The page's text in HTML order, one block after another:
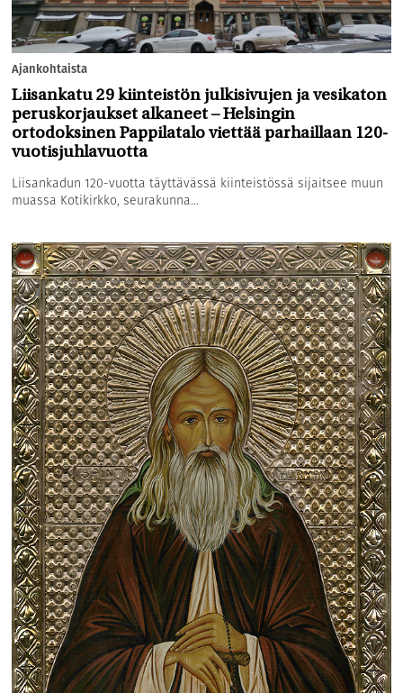
Ajankohtaista
Liisankatu 29 kiinteistön julkisivujen ja vesikaton
peruskorjaukset alkaneet – Helsingin
ortodoksinen Pappilatalo viettää parhaillaan 120-
vuotisjuhlavuotta
Liisankadun 120-vuotta täyttävässä kiinteistössä sijaitsee muun
muassa Kotikirkko, seurakunna...